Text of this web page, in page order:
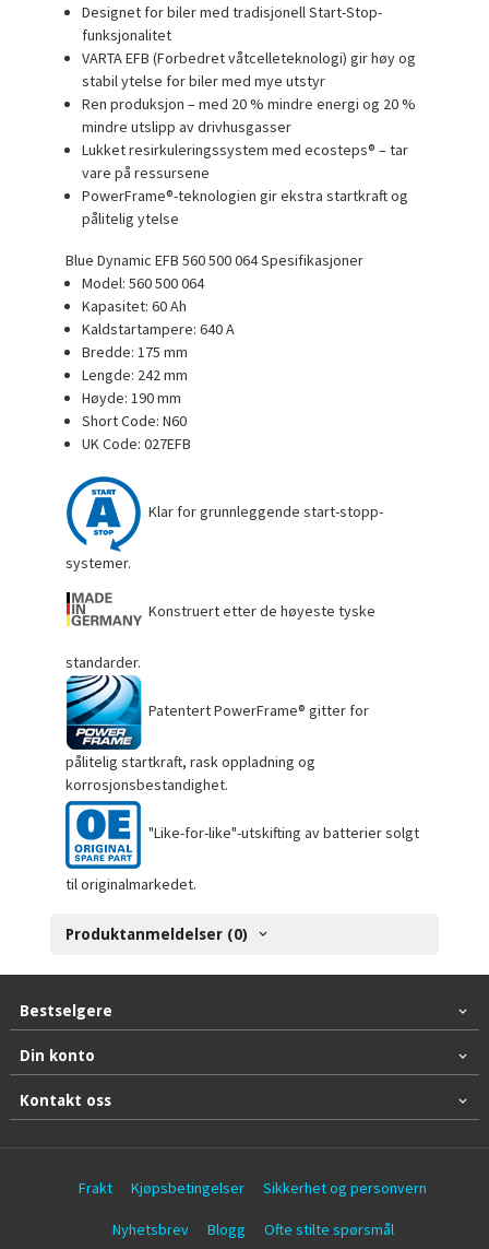
Designet for biler med tradisjonell Start-Stop-
funksjonalitet
VARTA EFB (Forbedret våtcelleteknologi) gir høy og
stabil ytelse for biler medmye utstyr
Ren produksjon – med 20 % mindre energi og 20 %
mindre utslipp avdrivhusgasser
Lukket resirkuleringssystem med ecosteps® – tar
vare påressursene
PowerFrame®-teknologien gir ekstra startkraft og
pålitelig ytelse
Blue Dynamic EFB 560 500 064 Spesifikasjoner
Model: 560 500 064
Kapasitet: 60 Ah
Kaldstartampere: 640 A
Bredde: 175 mm
Lengde: 242 mm
Høyde: 190 mm
Short Code: N60
UK Code: 027EFB
Klar for grunnleggende start-stopp-
systemer.
Konstruert etter de høyeste tyske
standarder.
Patentert PowerFrame® gitter for
pålitelig startkraft, rask oppladning og
korrosjonsbestandighet.
"Like-for-like"-utskifting av batterier solgt
til originalmarkedet.
Produktanmeldelser (0)
Bestselgere
Din konto
Kontakt oss
Frakt Kjøpsbetingelser Sikkerhet og personvern
Nyhetsbrev Blogg Ofte stilte spørsmål